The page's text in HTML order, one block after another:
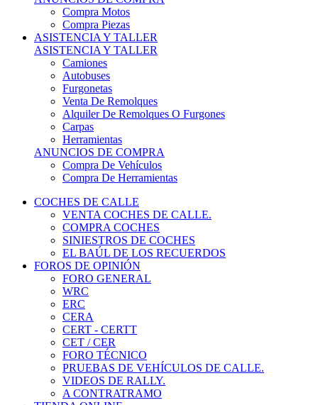
Compra Piezas
ASISTENCIA Y TALLER
ASISTENCIA Y TALLER
Camiones
Autobuses
Furgonetas
Venta De Remolques
Alquiler De Remolques O Furgones
Carpas
Herramientas
ANUNCIOS DE COMPRA
Compra De Vehículos
Compra De Herramientas
COCHES DE CALLE
VENTA COCHES DE CALLE.
COMPRA COCHES
SINIESTROS DE COCHES
EL BAÚL DE LOS RECUERDOS
FOROS DE OPINIÓN
FORO GENERAL
WRC
ERC
CERA
CERT - CERTT
CET / CER
FORO TÉCNICO
PRUEBAS DE VEHÍCULOS DE CALLE.
VIDEOS DE RALLY.
A CONTRATRAMO
TIENDA ONLINE